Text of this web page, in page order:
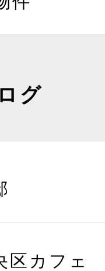
グ
区カフェ